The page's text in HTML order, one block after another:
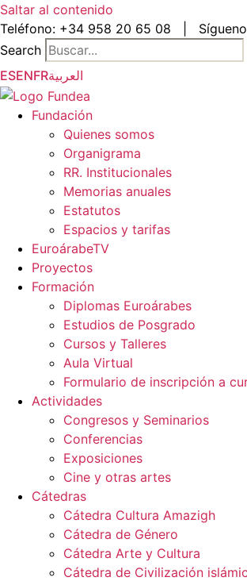
Saltar al contenido
Teléfono: +34 958 20 65 08
Search
ESENFRالعربية
Fundación
Quienes somos
Organigrama
RR. Institucionales
Memorias anuales
Estatutos
Espacios y tarifas
EuroárabeTV
Proyectos
Formación
Diplomas Euroárabes
Estudios de Posgrado
Cursos y Talleres
Aula Virtual
Formulario de inscripción a
Actividades
Congresos y Seminarios
Conferencias
Exposiciones
Cine y otras artes
Cátedras
Cátedra Cultura Amazigh
Cátedra de Género
Cátedra Arte y Cultura
Cátedra de Civilización